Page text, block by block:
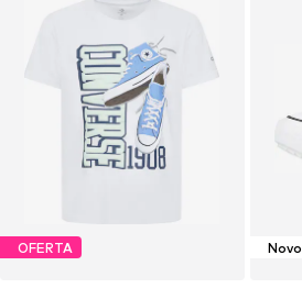
OFERTA Novo